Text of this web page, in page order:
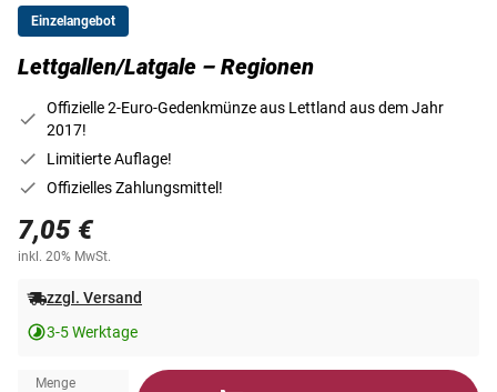
Einzelangebot
Lettgallen/Latgale – Regionen
Offizielle 2-Euro-Gedenkmünze aus Lettland aus dem Jahr
2017!
Limitierte Auflage!
Offizielles Zahlungsmittel!
7,05 €
inkl. 20% MwSt.
zzgl. Versand
3-5 Werktage
Menge